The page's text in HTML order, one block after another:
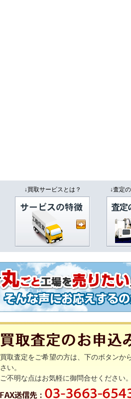
↓買取サービスとは？ ↓査定
買取査定をご希望の方は、下のボタンか
さい。
ご不明な点はお気軽に御問合せください